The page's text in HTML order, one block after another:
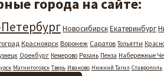
города на сайте:
НовосибирскЕкатеринбург
Красноярск Воронеж Саратов Тольятти
Оренбург Кемерово Рязань Пенза Набережные
Магнитогорск Тверь Иваново Нижний Тагил Ставрополь